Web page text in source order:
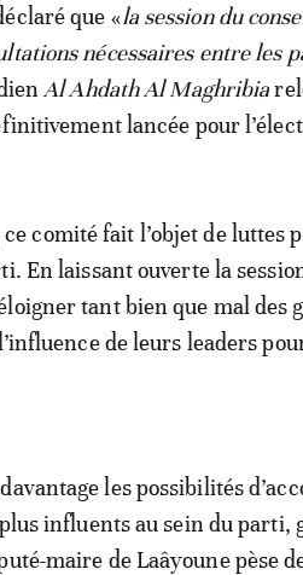
que «la session du
nécessaires entre les
Al Ahdath Al Maghribia
lancée pour
comité fait l’objet de luttes
En laissant ouverte la
tant bien que mal des
de leurs leaders
les possibilités
influents au sein du parti,
maire de Laâyoune pèse